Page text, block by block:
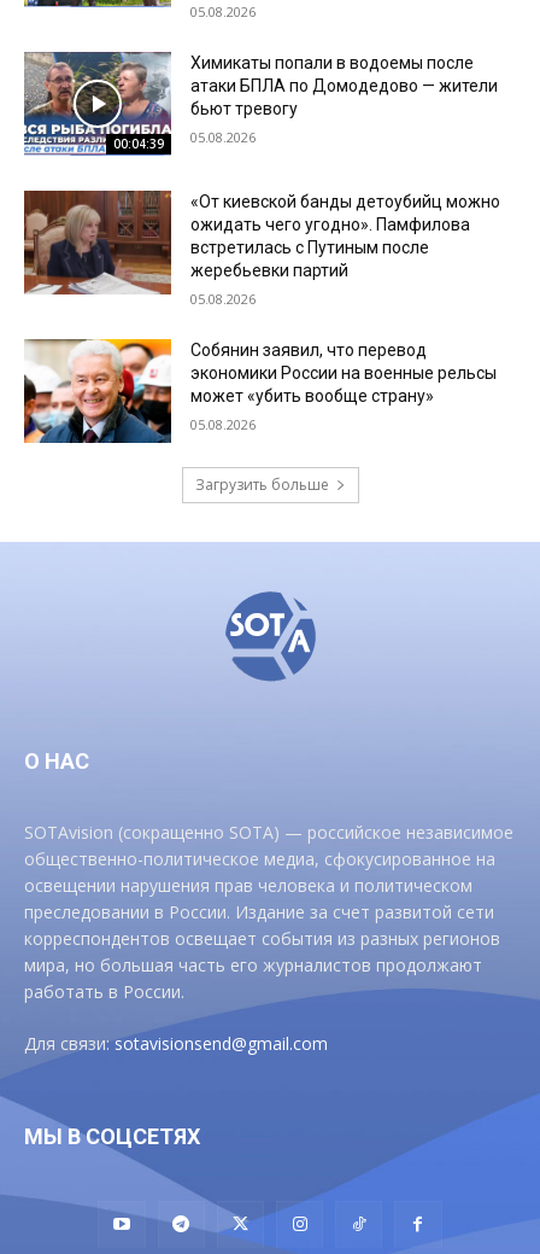
05.08.2026
00:04:39
Химикаты попали в водоемы после
атаки БПЛА по Домодедово — жители
бьют тревогу
05.08.2026
«От киевской банды детоубийц можно
ожидать чего угодно». Памфилова
встретилась с Путиным после
жеребьевки партий
05.08.2026
Собянин заявил, что перевод
экономики России на военные рельсы
может «убить вообще страну»
05.08.2026
Загрузить больше
О НАС
SOTAvision (сокращенно SOTA) — российское независимое
общественно-политическое медиа, сфокусированное на
освещении нарушения прав человека и политическом
преследовании в России. Издание за счет развитой сети
корреспондентов освещает события из разных регионов
мира, но большая часть его журналистов продолжают
работать в России.
Для связи:sotavisionsend@gmail.com
МЫ В СОЦСЕТЯХ